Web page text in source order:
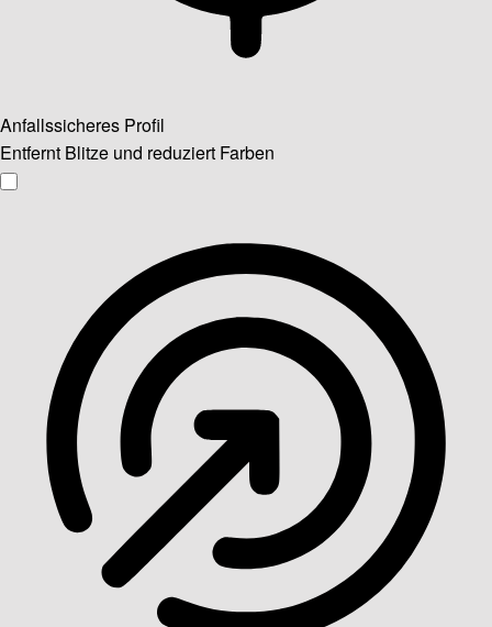
Anfallssicheres Profil
Entfernt Blitze und reduziert Farben